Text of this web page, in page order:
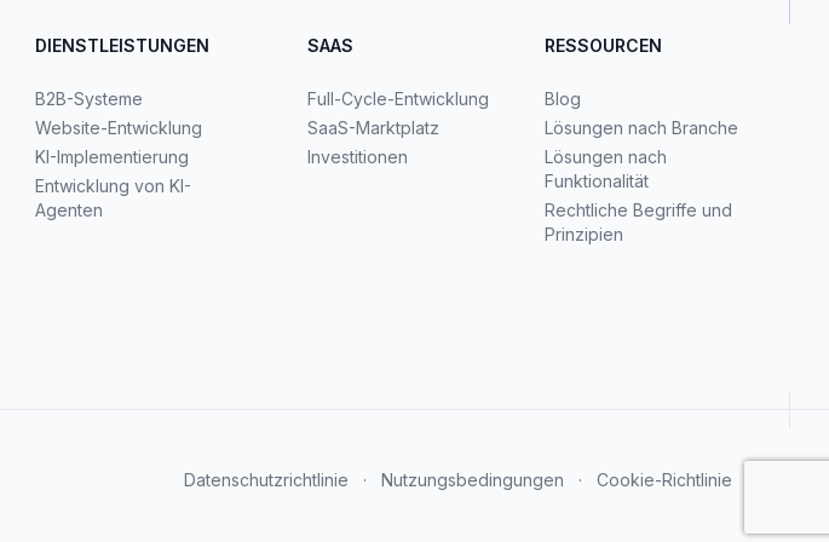
DIENSTLEISTUNGEN
B2B-Systeme
Website-Entwicklung
KI-Implementierung
Entwicklung von KI-
Agenten
SAAS
Full-Cycle-Entwicklung
SaaS-Marktplatz
Investitionen
RESSOURCEN
Blog
Lösungen nach Branche
Lösungen nach
Funktionalität
Rechtliche Begriffe und
Prinzipien
Datenschutzrichtlinie · Nutzungsbedingungen · Cookie-Richtlinie